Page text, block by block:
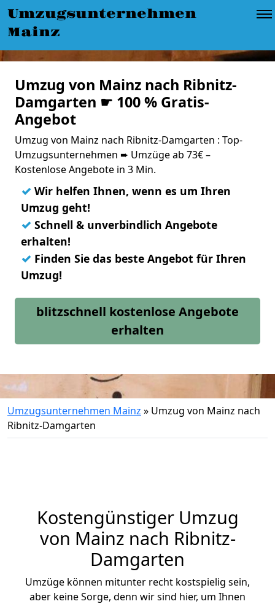
Umzugsunternehmen
Mainz
Umzug von Mainz nach Ribnitz-
Damgarten ☛ 100 % Gratis-
Angebot
Umzug von Mainz nach Ribnitz-Damgarten : Top-
Umzugsunternehmen ➨ Umzüge ab 73€ –
Kostenlose Angebote in 3 Min.
✓ Wir helfen Ihnen, wenn es um Ihren
Umzug geht!
✓ Schnell & unverbindlich Angebote
erhalten!
✓ Finden Sie das beste Angebot für Ihren
Umzug!
blitzschnell kostenlose Angebote
erhalten
Umzugsunternehmen Mainz » Umzug von Mainz nach
Ribnitz-Damgarten
Kostengünstiger Umzug
von Mainz nach Ribnitz-
Damgarten
Umzüge können mitunter recht kostspielig sein,
aber keine Sorge, denn wir sind hier, um Ihnen